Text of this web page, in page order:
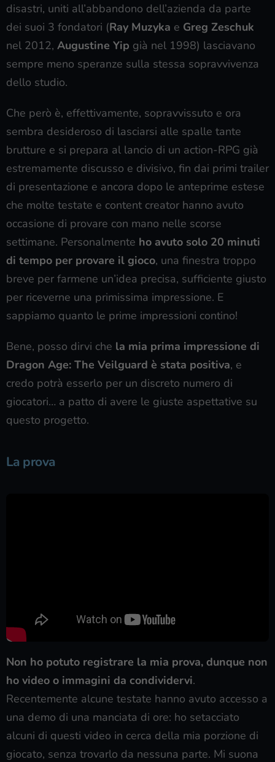
disastri, uniti all’abbandono dell’azienda da parte
dei suoi 3 fondatori (Ray Muzyka e Greg Zeschuk
nel 2012, Augustine Yip già nel 1998) lasciavano
sempre meno speranze sulla stessa sopravvivenza
dello studio.
Che però è, effettivamente, sopravvissuto e ora
sembra desideroso di lasciarsi alle spalle tante
brutture e si prepara al lancio di un action-RPG già
estremamente discusso e divisivo, fin dai primi trailer
di presentazione e ancora dopo le anteprime estese
che molte testate e content creator hanno avuto
occasione di provare con mano nelle scorse
settimane. Personalmente ho avuto solo 20 minuti
di tempo per provare il gioco, una finestra troppo
breve per farmene un’idea precisa, sufficiente giusto
per riceverne una primissima impressione. E
sappiamo quanto le prime impressioni contino!
Bene, posso dirvi che la mia prima impressione di
Dragon Age: The Veilguard è stata positiva, e
credo potrà esserlo per un discreto numero di
giocatori… a patto di avere le giuste aspettative su
questo progetto.
La prova
Non ho potuto registrare la mia prova, dunque non
ho video o immagini da condividervi.
Recentemente alcune testate hanno avuto accesso a
una demo di una manciata di ore: ho setacciato
alcuni di questi video in cerca della mia porzione di
giocato, senza trovarlo da nessuna parte. Mi suona